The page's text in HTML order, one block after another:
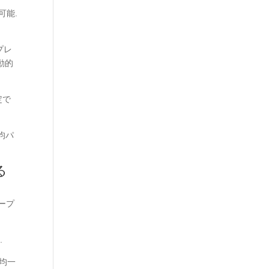
能.
レ
的
で
パ
プ
一